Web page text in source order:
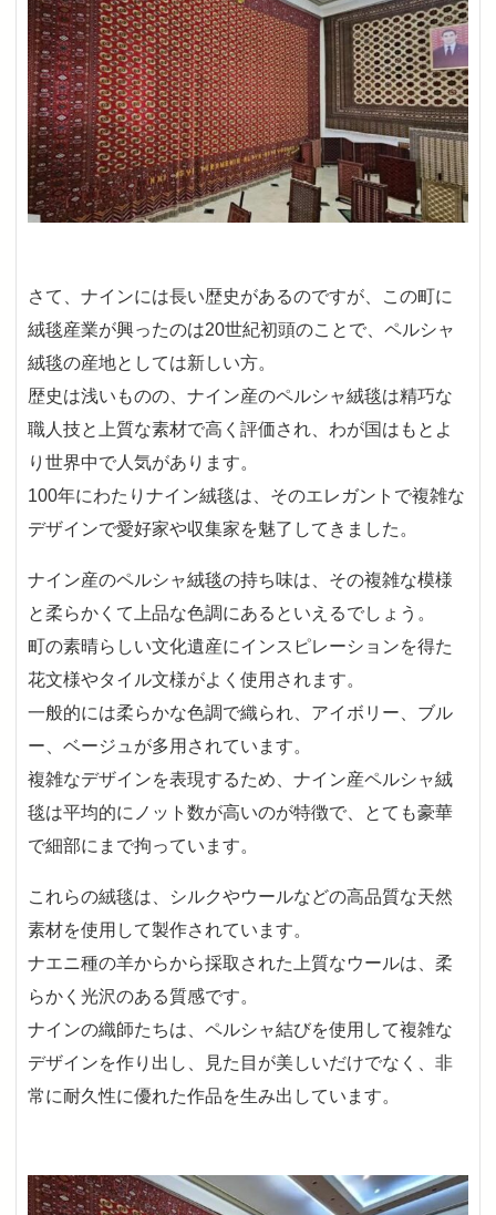
さて、ナインには長い歴史があるのですが、この町に
絨毯産業が興ったのは20世紀初頭のことで、ペルシャ
絨毯の産地としては新しい方。
歴史は浅いものの、ナイン産のペルシャ絨毯は精巧な
職人技と上質な素材で高く評価され、わが国はもとよ
り世界中で人気があります。
100年にわたりナイン絨毯は、そのエレガントで複雑な
デザインで愛好家や収集家を魅了してきました。
ナイン産のペルシャ絨毯の持ち味は、その複雑な模様
と柔らかくて上品な色調にあるといえるでしょう。
町の素晴らしい文化遺産にインスピレーションを得た
花文様やタイル文様がよく使用されます。
一般的には柔らかな色調で織られ、アイボリー、ブル
ー、ベージュが多用されています。
複雑なデザインを表現するため、ナイン産ペルシャ絨
毯は平均的にノット数が高いのが特徴で、とても豪華
で細部にまで拘っています。
これらの絨毯は、シルクやウールなどの高品質な天然
素材を使用して製作されています。
ナエニ種の羊からから採取された上質なウールは、柔
らかく光沢のある質感です。
ナインの織師たちは、ペルシャ結びを使用して複雑な
デザインを作り出し、見た目が美しいだけでなく、非
常に耐久性に優れた作品を生み出しています。